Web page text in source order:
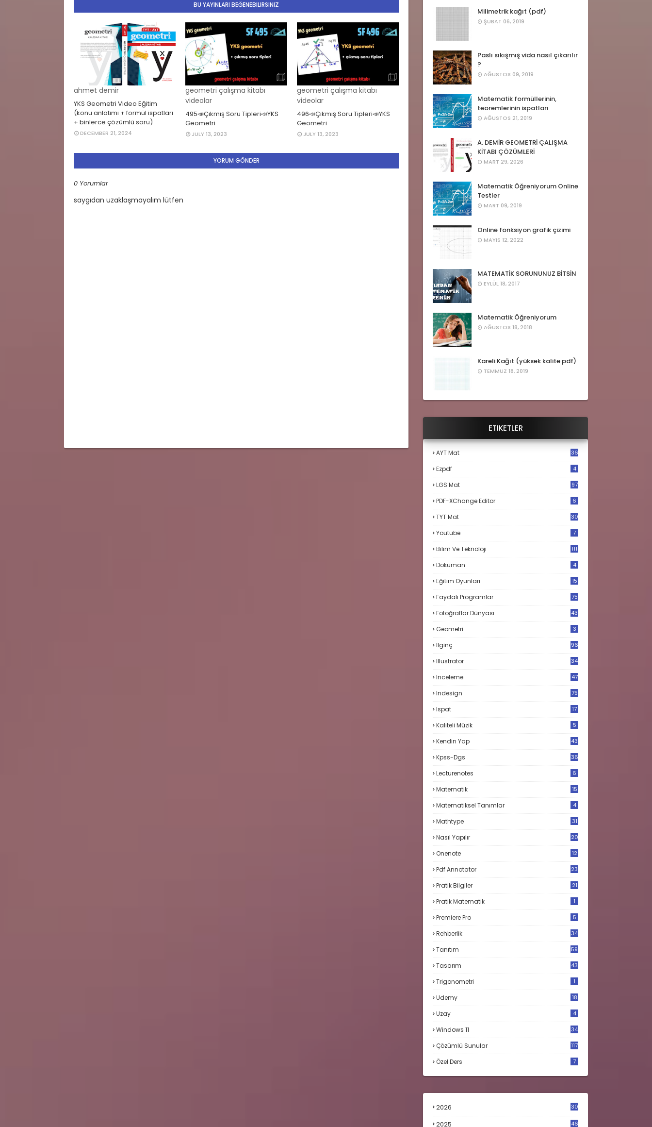
BU YAYINLARI BEĞENEBILIRSINIZ
ahmet demir
YKS Geometri Video Eğitim
(konu anlatımı + formül ispatları
+ binlerce çözümlü soru)
DECEMBER 21, 2024
geometri çalışma kitabı
videolar
495📣Çıkmış Soru Tipleri📣YKS
Geometri
JULY 13, 2023
geometri çalışma kitabı
videolar
496📣Çıkmış Soru Tipleri📣YKS
Geometri
JULY 13, 2023
YORUM GÖNDER
0 Yorumlar
saygıdan uzaklaşmayalım lütfen
Milimetrik kağıt (pdf)
ŞUBAT 06, 2019
Paslı sıkışmış vida nasıl çıkarılır
?
AĞUSTOS 09, 2019
Matematik formüllerinin,
teoremlerinin ispatları
AĞUSTOS 21, 2019
A. DEMİR GEOMETRİ ÇALIŞMA
KİTABI ÇÖZÜMLERİ
MART 29, 2026
Matematik Öğreniyorum Online
Testler
MART 09, 2019
Online fonksiyon grafik çizimi
MAYIS 12, 2022
MATEMATİK SORUNUNUZ BİTSİN
EYLÜL 18, 2017
Matematik Öğreniyorum
AĞUSTOS 18, 2018
Kareli Kağıt (yüksek kalite pdf)
TEMMUZ 18, 2019
ETIKETLER
AYT Mat 36
Ezpdf 4
LGS Mat 97
PDF-XChange Editor 6
TYT Mat 30
Youtube 7
Bilim Ve Teknoloji 111
Döküman 4
Eğitim Oyunları 15
Faydalı Programlar 75
Fotoğraflar Dünyası 43
Geometri 3
Ilginç 96
Illustrator 34
Inceleme 47
Indesign 75
Ispat
17
Kaliteli Müzik 5
Kendin Yap 43
Kpss-Dgs 36
Lecturenotes 6
Matematik
15
Matematiksel Tanımlar 4
Mathtype 31
Nasıl Yapılır 20
Onenote 12
Pdf Annotator 23
Pratik Bilgiler 21
Pratik Matematik 1
Premiere Pro 5
Rehberlik 34
Tanıtım 59
Tasarım 43
Trigonometri 1
Udemy 18
Uzay 4
Windows 11 34
Çözümlü Sunular 117
Özel Ders 7
2026 30
2025 46